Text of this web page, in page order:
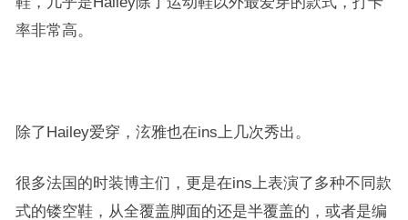
率非常高。
除了Hailey爱穿， 泫雅也在ins上几次秀出。
很多法国的时装博主们，更是在ins上表演了多种不同款
式的镂空鞋，从全覆盖脚面的还是半覆盖的，或者是编